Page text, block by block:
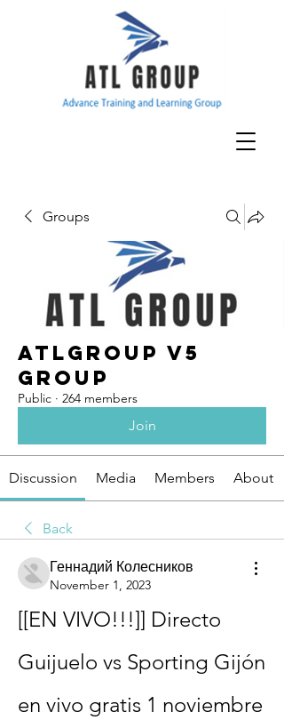
Groups
ATLGroup v5
Group
Public · 264 members
Join
Discussion Media Members About
Back
Геннадий Колесников
November 1, 2023
[[EN VIVO!!!]] Directo
Guijuelo vs Sporting Gijón
en vivo gratis 1 noviembre